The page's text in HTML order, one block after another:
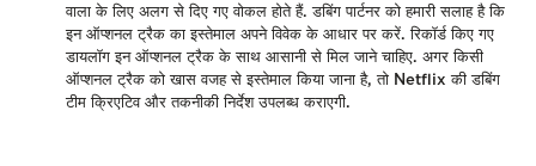
वाला के लिए अलग से दिए गए वोकल होते हैं. डबिंग पार्टनर को हमारी सलाह है कि
इन ऑप्शनल ट्रैक का इस्तेमाल अपने विवेक के आधार पर करें. रिकॉर्ड किए गए
डायलॉग इन ऑप्शनल ट्रैक के साथ आसानी से मिल जाने चाहिए. अगर किसी
ऑप्शनल ट्रैक को खास वजह से इस्तेमाल किया जाना है, तो Netflix की डबिंग
टीम क्रिएटिव और तकनीकी निर्देश उपलब्ध कराएगी.